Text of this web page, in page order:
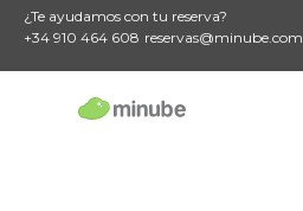
¿Te ayudamos con tu reserva?
+34 910 464 608 reservas@minube.com